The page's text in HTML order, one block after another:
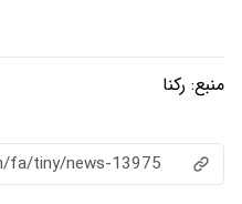
منبع: رکنا
fa/tiny/news-13975